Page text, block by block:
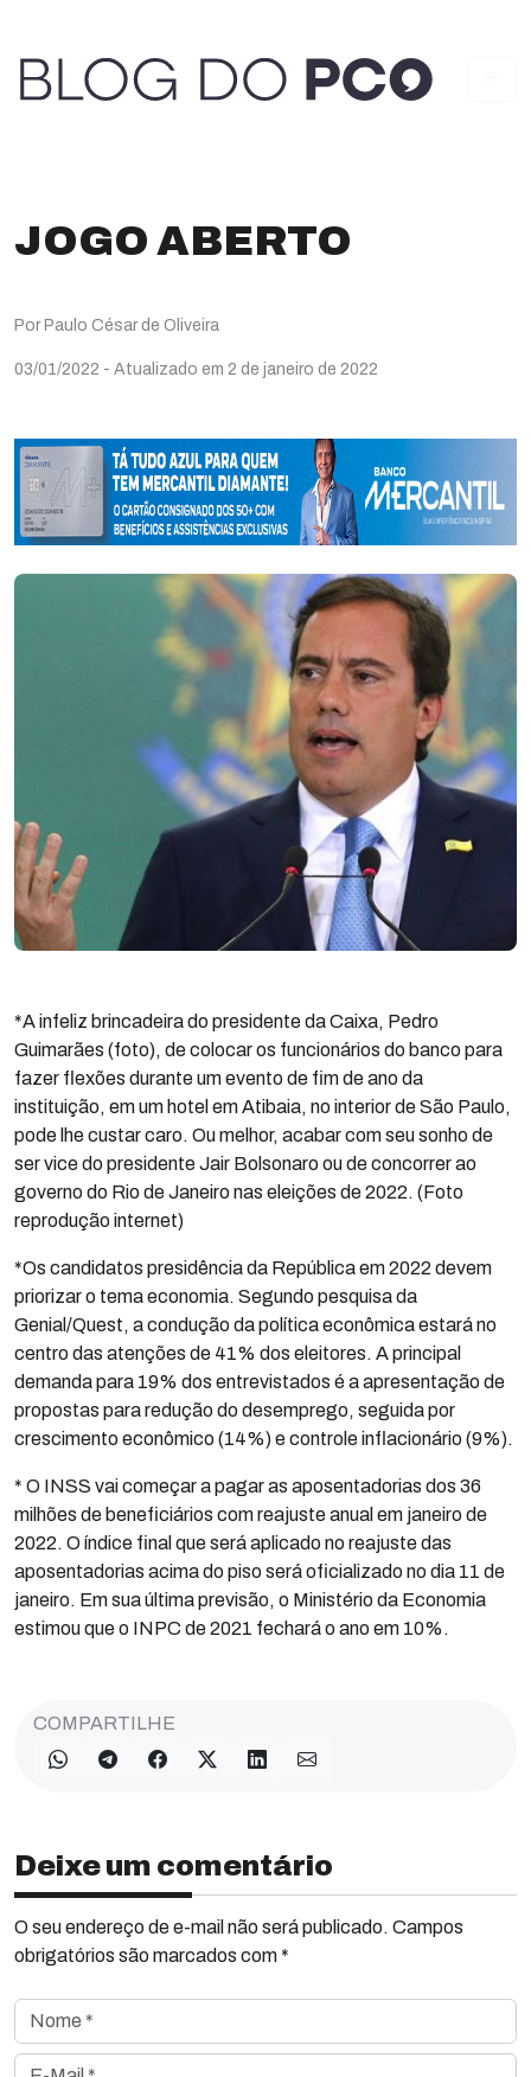
JOGO ABERTO
Por Paulo César de Oliveira
03/01/2022 - Atualizado em 2 de janeiro de 2022
*A infeliz brincadeira do presidente da Caixa, Pedro
Guimarães (foto), de colocar os funcionários do banco para
fazer flexões durante um evento de fim de ano da
instituição, em um hotel em Atibaia, no interior de São Paulo,
pode lhe custar caro. Ou melhor, acabar com seu sonho de
ser vice do presidente Jair Bolsonaro ou de concorrer ao
governo do Rio de Janeiro nas eleições de 2022. (Foto
reprodução internet)
*Os candidatos presidência da República em 2022 devem
priorizar o tema economia. Segundo pesquisa da
Genial/Quest, a condução da política econômica estará no
centro das atenções de 41% dos eleitores. A principal
demanda para 19% dos entrevistados é a apresentação de
propostas para redução do desemprego, seguida por
crescimento econômico (14%) e controle inflacionário (9%).
* O INSS vai começar a pagar as aposentadorias dos 36
milhões de beneficiários com reajuste anual em janeiro de
2022. O índice final que será aplicado no reajuste das
aposentadorias acima do piso será oficializado no dia 11 de
janeiro. Em sua última previsão, o Ministério da Economia
estimou que o INPC de 2021 fechará o ano em 10%.
COMPARTILHE
Deixe um comentário
O seu endereço de e-mail não será publicado. Campos
obrigatórios são marcados com *
Nome *
E-Mail *